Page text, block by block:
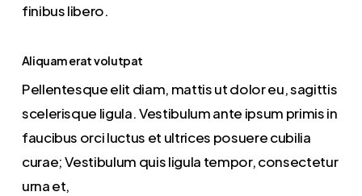
finibus libero.
Aliquam erat volutpat
Pellentesque elit diam, mattis ut dolor eu, sagittis
scelerisque ligula. Vestibulum ante ipsum primis in
faucibus orci luctus et ultrices posuere cubilia
curae; Vestibulum quis ligula tempor, consectetur
urna et,